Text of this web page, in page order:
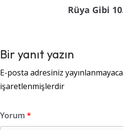
Rüya Gibi
Bir yanıt yazın
E-posta adresiniz
işaretlenmişlerdir
Yorum *